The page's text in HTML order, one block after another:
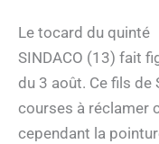
Le tocard du quinté
SINDACO (13) fait
du 3 août. Ce fils de
courses à réclamer
cependant la